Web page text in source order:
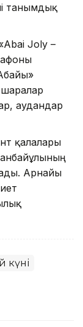
танымдық
Joly –
аудандар
қалалары
Арнайы
күні